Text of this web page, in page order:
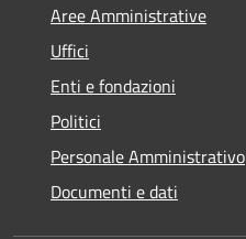
Aree Amministrative
Uffici
Enti e fondazioni
Politici
Personale Amministrativo
Documenti e dati